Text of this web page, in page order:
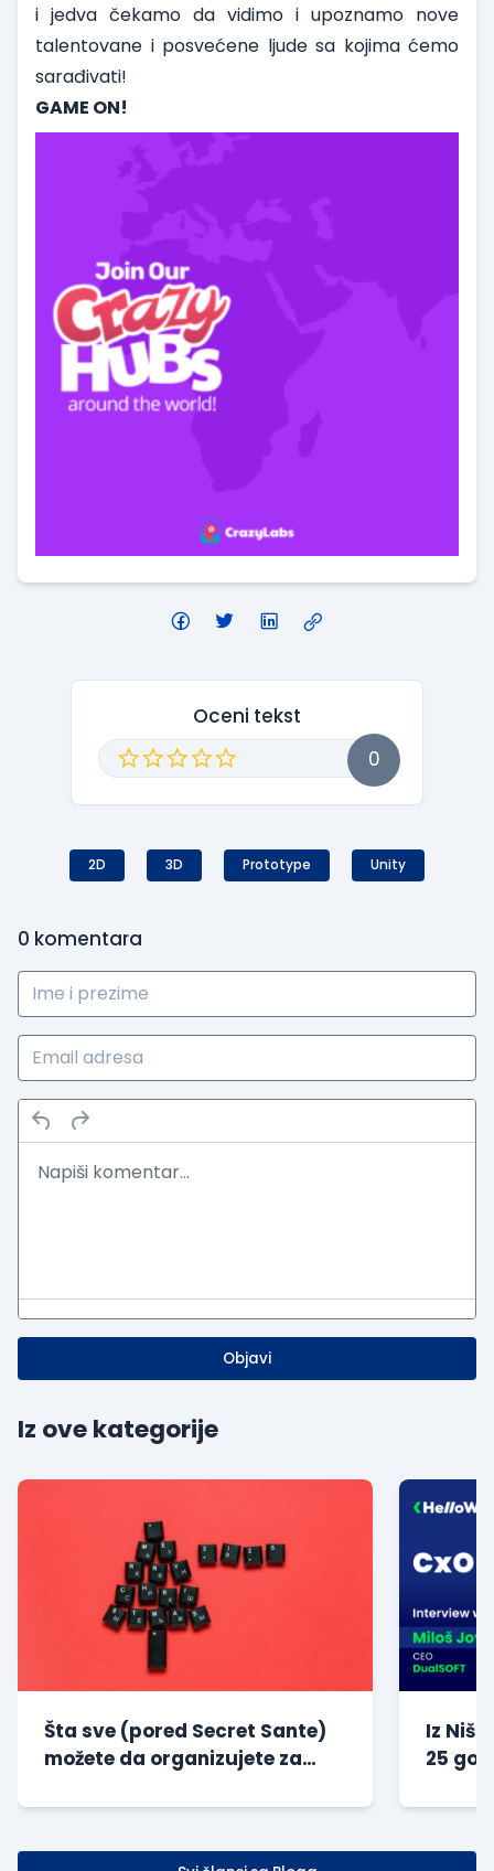
i jedva čekamo da vidimo i upoznamo nove
talentovane i posvećene ljude sa kojima ćemo
sarađivati!
GAME ON!
Oceni tekst
0
2D 3D Prototype Unity
0 komentara
Objavi
Iz ove kategorije
Šta sve (pored Secret Sante)
možete da organizujete za
Iz
25